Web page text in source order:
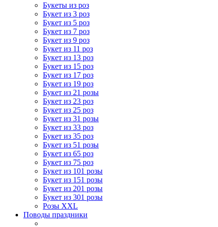
Букеты из роз
Букет из 3 роз
Букет из 5 роз
Букет из 7 роз
Букет из 9 роз
Букет из 11 роз
Букет из 13 роз
Букет из 15 роз
Букет из 17 роз
Букет из 19 роз
Букет из 21 розы
Букет из 23 роз
Букет из 25 роз
Букет из 31 розы
Букет из 33 роз
Букет из 35 роз
Букет из 51 розы
Букет из 65 роз
Букет из 75 роз
Букет из 101 розы
Букет из 151 розы
Букет из 201 розы
Букет из 301 розы
Розы XXL
Поводы праздники